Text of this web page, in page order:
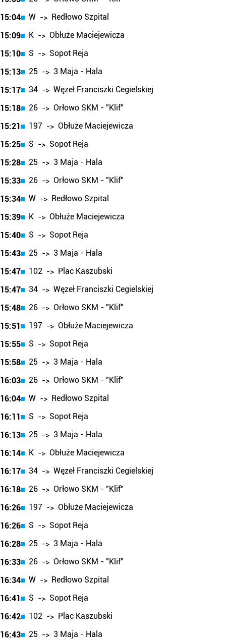
15:04
W -> Redłowo Szpital
15:09
K -> Obłuże Maciejewicza
15:10
S -> Sopot Reja
15:13
25 -> 3 Maja - Hala
15:17
34 -> Węzeł Franciszki Cegielskiej
15:18
26 -> Orłowo SKM - "Klif"
15:21
197 -> Obłuże Maciejewicza
15:25
S -> Sopot Reja
15:28
25 -> 3 Maja - Hala
15:33
26 -> Orłowo SKM - "Klif"
15:34
W -> Redłowo Szpital
15:39
K -> Obłuże Maciejewicza
15:40
S -> Sopot Reja
15:43
25 -> 3 Maja - Hala
15:47
102 -> Plac Kaszubski
15:47
34 -> Węzeł Franciszki Cegielskiej
15:48
26 -> Orłowo SKM - "Klif"
15:51
197 -> Obłuże Maciejewicza
15:55
S -> Sopot Reja
15:58
25 -> 3 Maja - Hala
16:03
26 -> Orłowo SKM - "Klif"
16:04
W -> Redłowo Szpital
16:11
S -> Sopot Reja
16:13
25 -> 3 Maja - Hala
16:14
K -> Obłuże Maciejewicza
16:17
34 -> Węzeł Franciszki Cegielskiej
16:18
26 -> Orłowo SKM - "Klif"
16:26
197 -> Obłuże Maciejewicza
16:26
S -> Sopot Reja
16:28
25 -> 3 Maja - Hala
16:33
26 -> Orłowo SKM - "Klif"
16:34
W -> Redłowo Szpital
16:41
S -> Sopot Reja
16:42
102 -> Plac Kaszubski
16:43
25 -> 3 Maja - Hala